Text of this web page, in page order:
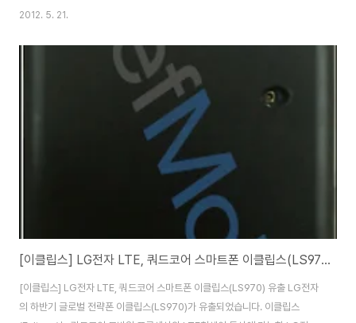
4G는 하반기에 양산될 계획인 퀄컴의 28나노공정의 퀄컴의 APQ8064 스
3G와 LTE를 동시에 지원하는 AP(아드레노320 GPU)를 탑재될 것으로 알
려져 있는데요. 또한 디스플레이는 4.67인치, 전면 130만, 후면 1300만 화소
의 카메라, 크기는 131.9x71.6x8.6, RAM은 옵티머스LTE2와 같은 2GB가
탑재될 것으로 보인다고 합니다. 또한 내부용량은 16GB, 배터..
2012. 5. 21.
[이클립스] LG전자 LTE, 쿼드코어 스마트폰 이클립스(LS970) 유출
[이클립스] LG전자 LTE, 쿼드코어 스마트폰 이클립스(LS970) 유출 LG전자
의 하반기 글로벌 전략폰 이클립스(LS970)가 유출되었습니다. 이클립스